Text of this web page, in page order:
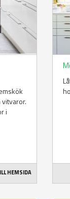
i
HEMSIDA